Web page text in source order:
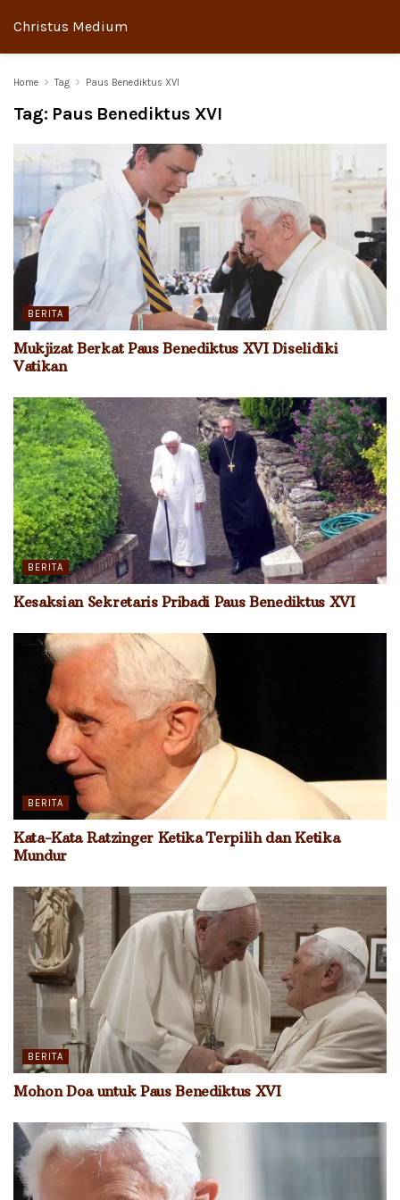
Christus Medium
Home Tag Paus Benediktus XVI
Tag: Paus Benediktus XVI
BERITA
Mukjizat Berkat Paus Benediktus XVI Diselidiki
Vatikan
BERITA
Kesaksian Sekretaris Pribadi Paus Benediktus XVI
BERITA
Kata-Kata Ratzinger Ketika Terpilih dan Ketika
Mundur
BERITA
Mohon Doa untuk Paus Benediktus XVI